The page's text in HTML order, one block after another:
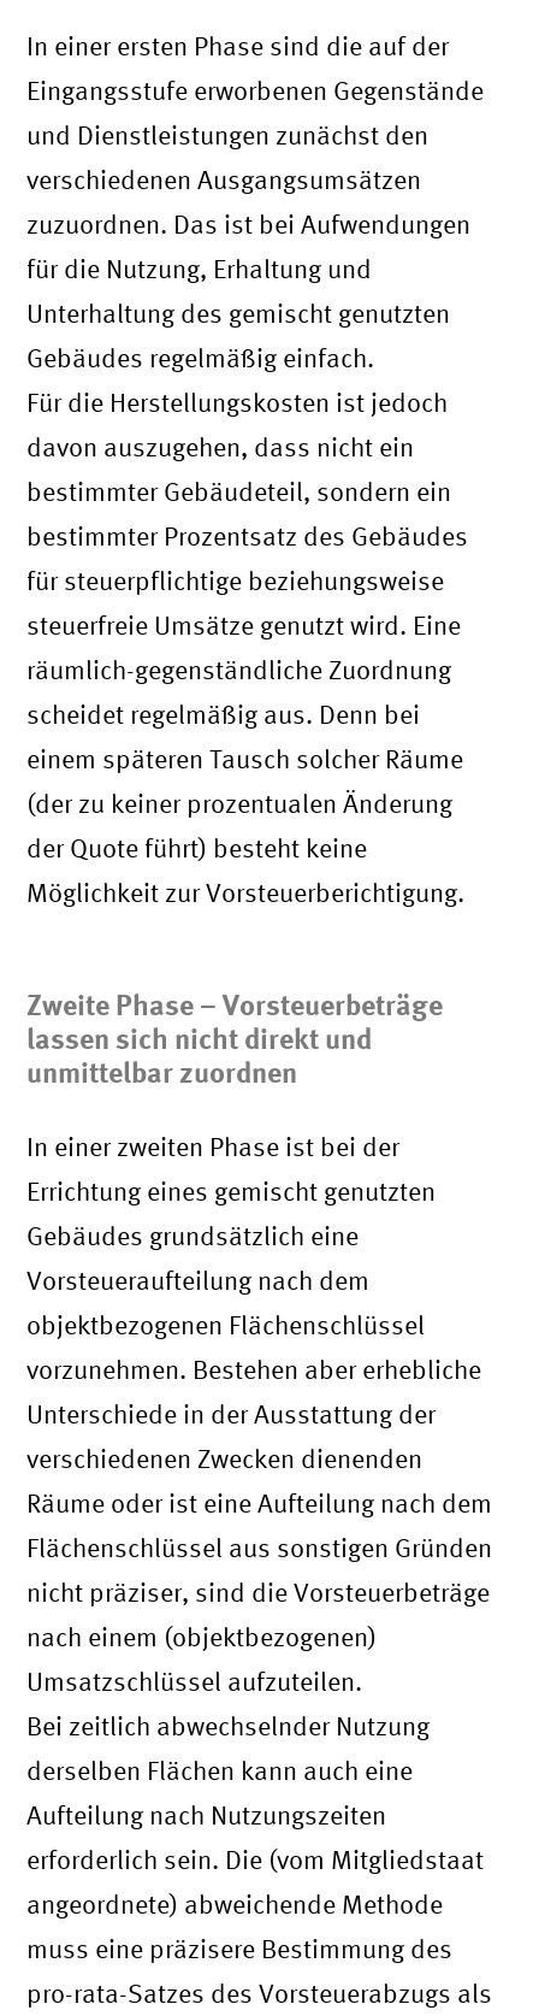
In einer ersten Phase sind die auf der
Eingangsstufe erworbenen Gegenstände
und Dienstleistungen zunächst den
verschiedenen Ausgangsumsätzen
zuzuordnen. Das ist bei Aufwendungen
für die Nutzung, Erhaltung und
Unterhaltung des gemischt genutzten
Gebäudes regelmäßig einfach.
Für die Herstellungskosten ist jedoch
davon auszugehen, dass nicht ein
bestimmter Gebäudeteil, sondern ein
bestimmter Prozentsatz des Gebäudes
für steuerpflichtige beziehungsweise
steuerfreie Umsätze genutzt wird. Eine
räumlich-gegenständliche Zuordnung
scheidet regelmäßig aus. Denn bei
einem späteren Tausch solcher Räume
(der zu keiner prozentualen Änderung
der Quote führt) besteht keine
Möglichkeit zur Vorsteuerberichtigung.
Zweite Phase – Vorsteuerbeträge
lassen sich nicht direkt und
unmittelbar zuordnen
In einer zweiten Phase ist bei der
Errichtung eines gemischt genutzten
Gebäudes grundsätzlich eine
Vorsteueraufteilung nach dem
objektbezogenen Flächenschlüssel
vorzunehmen. Bestehen aber erhebliche
Unterschiede in der Ausstattung der
verschiedenen Zwecken dienenden
Räume oder ist eine Aufteilung nach dem
Flächenschlüssel aus sonstigen Gründen
nicht präziser, sind die Vorsteuerbeträge
nach einem (objektbezogenen)
Umsatzschlüssel aufzuteilen.
Bei zeitlich abwechselnder Nutzung
derselben Flächen kann auch eine
Aufteilung nach Nutzungszeiten
erforderlich sein. Die (vom Mitgliedstaat
angeordnete) abweichende Methode
muss eine präzisere Bestimmung des
pro-rata-Satzes des Vorsteuerabzugs als